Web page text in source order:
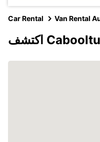
Car Rental Van Rental